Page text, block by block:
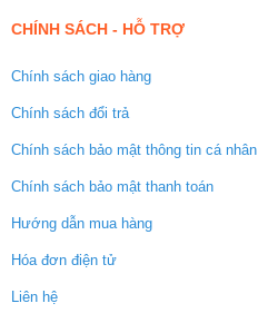
CHÍNH SÁCH - HỖ TRỢ
Chính sách giao hàng
Chính sách đổi trả
Chính sách bảo mật thông tin cá nhân
Chính sách bảo mật thanh toán
Hướng dẫn mua hàng
Hóa đơn điện tử
Liên hệ